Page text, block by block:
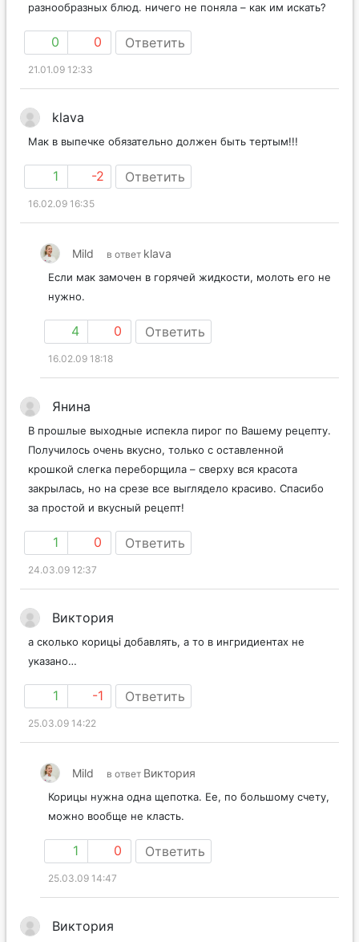
разнообразных блюд. ничего не поняла – как им искать?
0 0 Ответить
21.01.09 12:33
klava
Мак в выпечке обязательно должен быть тертым!!!
1 -2 Ответить
16.02.09 16:35
Mild в ответ klava
Если мак замочен в горячей жидкости, молоть его не
нужно.
4 0 Ответить
16.02.09 18:18
Янина
В прошлые выходные испекла пирог по Вашему рецепту.
Получилось очень вкусно, только с оставленной
крошкой слегка переборщила – сверху вся красота
закрылась, но на срезе все выглядело красиво. Спасибо
за простой и вкусный рецепт!
1 0 Ответить
24.03.09 12:37
Виктория
а сколько корицьі добавлять, а то в ингридиентах не
указано…
1 -1 Ответить
25.03.09 14:22
Mild в ответ Виктория
Корицы нужна одна щепотка. Ее, по большому счету,
можно вообще не класть.
1 0 Ответить
25.03.09 14:47
Виктория